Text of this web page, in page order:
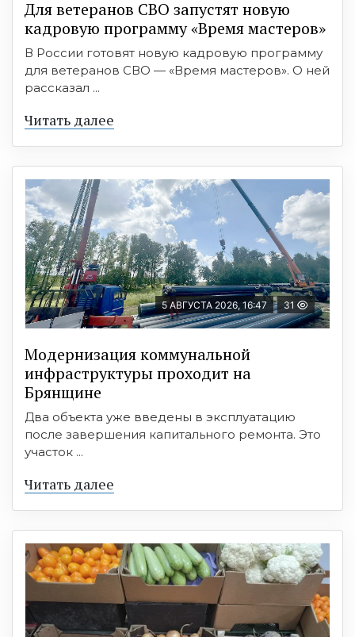
Для ветеранов СВО запустят новую
кадровую программу «Время мастеров»
В России готовят новую кадровую программу
для ветеранов СВО — «Время мастеров». О ней
рассказал ...
Читать далее
5 АВГУСТА 2026, 16:47 31
Модернизация коммунальной
инфраструктуры проходит на
Брянщине
Два объекта уже введены в эксплуатацию
после завершения капитального ремонта. Это
участок ...
Читать далее